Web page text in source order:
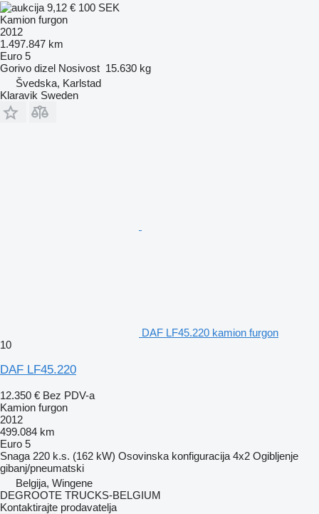
9,12 € 100 SEK
Kamion furgon
2012
1.497.847 km
Euro 5
Gorivo dizel Nosivost 15.630 kg
Švedska, Karlstad
Klaravik Sweden
DAF LF45.220 kamion furgon
10
DAF LF45.220
12.350 € Bez PDV-a
Kamion furgon
2012
499.084 km
Euro 5
Snaga 220 k.s. (162 kW) Osovinska konfiguracija 4x2 Ogibljenje
gibanj/pneumatski
Belgija, Wingene
DEGROOTE TRUCKS-BELGIUM
Kontaktirajte prodavatelja